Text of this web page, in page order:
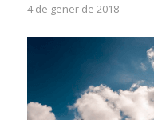
4 de gener de 2018